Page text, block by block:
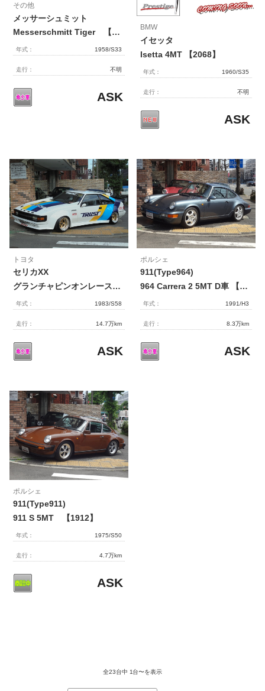
その他
メッサーシュミット
Messerschmitt Tiger 【2069】
年式： 1958/S33
走行： 不明
ASK
BMW
イセッタ
Isetta 4MT 【2068】
年式： 1960/S35
走行： 不明
ASK
トヨタ
セリカXX
グランチャピンオンレース仕様 ５MT【2046】
年式： 1983/S58
走行： 14.7万km
ASK
ポルシェ
911(Type964)
964 Carrera 2 5MT D車 【1957】
年式： 1991/H3
走行： 8.3万km
ASK
ポルシェ
911(Type911)
911 S 5MT 【1912】
年式： 1975/S50
走行： 4.7万km
ASK
全23台中 1台〜を表示